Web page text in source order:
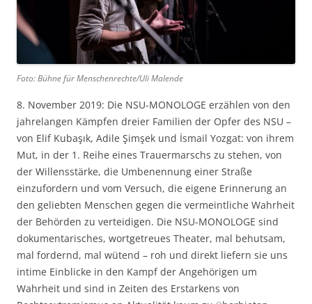
Foto: Bühne für Menschenrechte/Uli Malende
8. November 2019: Die NSU-MONOLOGE erzählen von den
jahrelangen Kämpfen dreier Familien der Opfer des NSU –
von Elif Kubaşık, Adile Şimşek und İsmail Yozgat: von ihrem
Mut, in der 1. Reihe eines Trauermarschs zu stehen, von
der Willensstärke, die Umbenennung einer Straße
einzufordern und vom Versuch, die eigene Erinnerung an
den geliebten Menschen gegen die vermeintliche Wahrheit
der Behörden zu verteidigen. Die NSU-MONOLOGE sind
dokumentarisches, wortgetreues Theater, mal behutsam,
mal fordernd, mal wütend – roh und direkt liefern sie uns
intime Einblicke in den Kampf der Angehörigen um
Wahrheit und sind in Zeiten des Erstarkens von